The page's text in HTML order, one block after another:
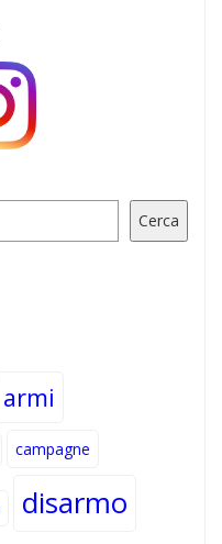
Cerca
armi
campagne
disarmo